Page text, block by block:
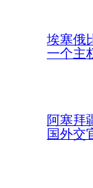
埃塞俄
一个主
阿塞拜
国外交